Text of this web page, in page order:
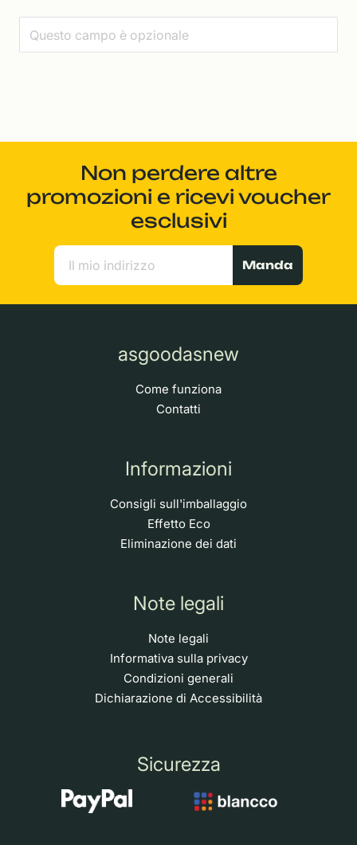
Non perdere altre
promozioni e ricevi voucher
esclusivi
Manda
asgoodasnew
Come funziona
Contatti
Informazioni
Consigli sull'imballaggio
Effetto Eco
Eliminazione dei dati
Note legali
Note legali
Informativa sulla privacy
Condizioni generali
Dichiarazione di Accessibilità
Sicurezza